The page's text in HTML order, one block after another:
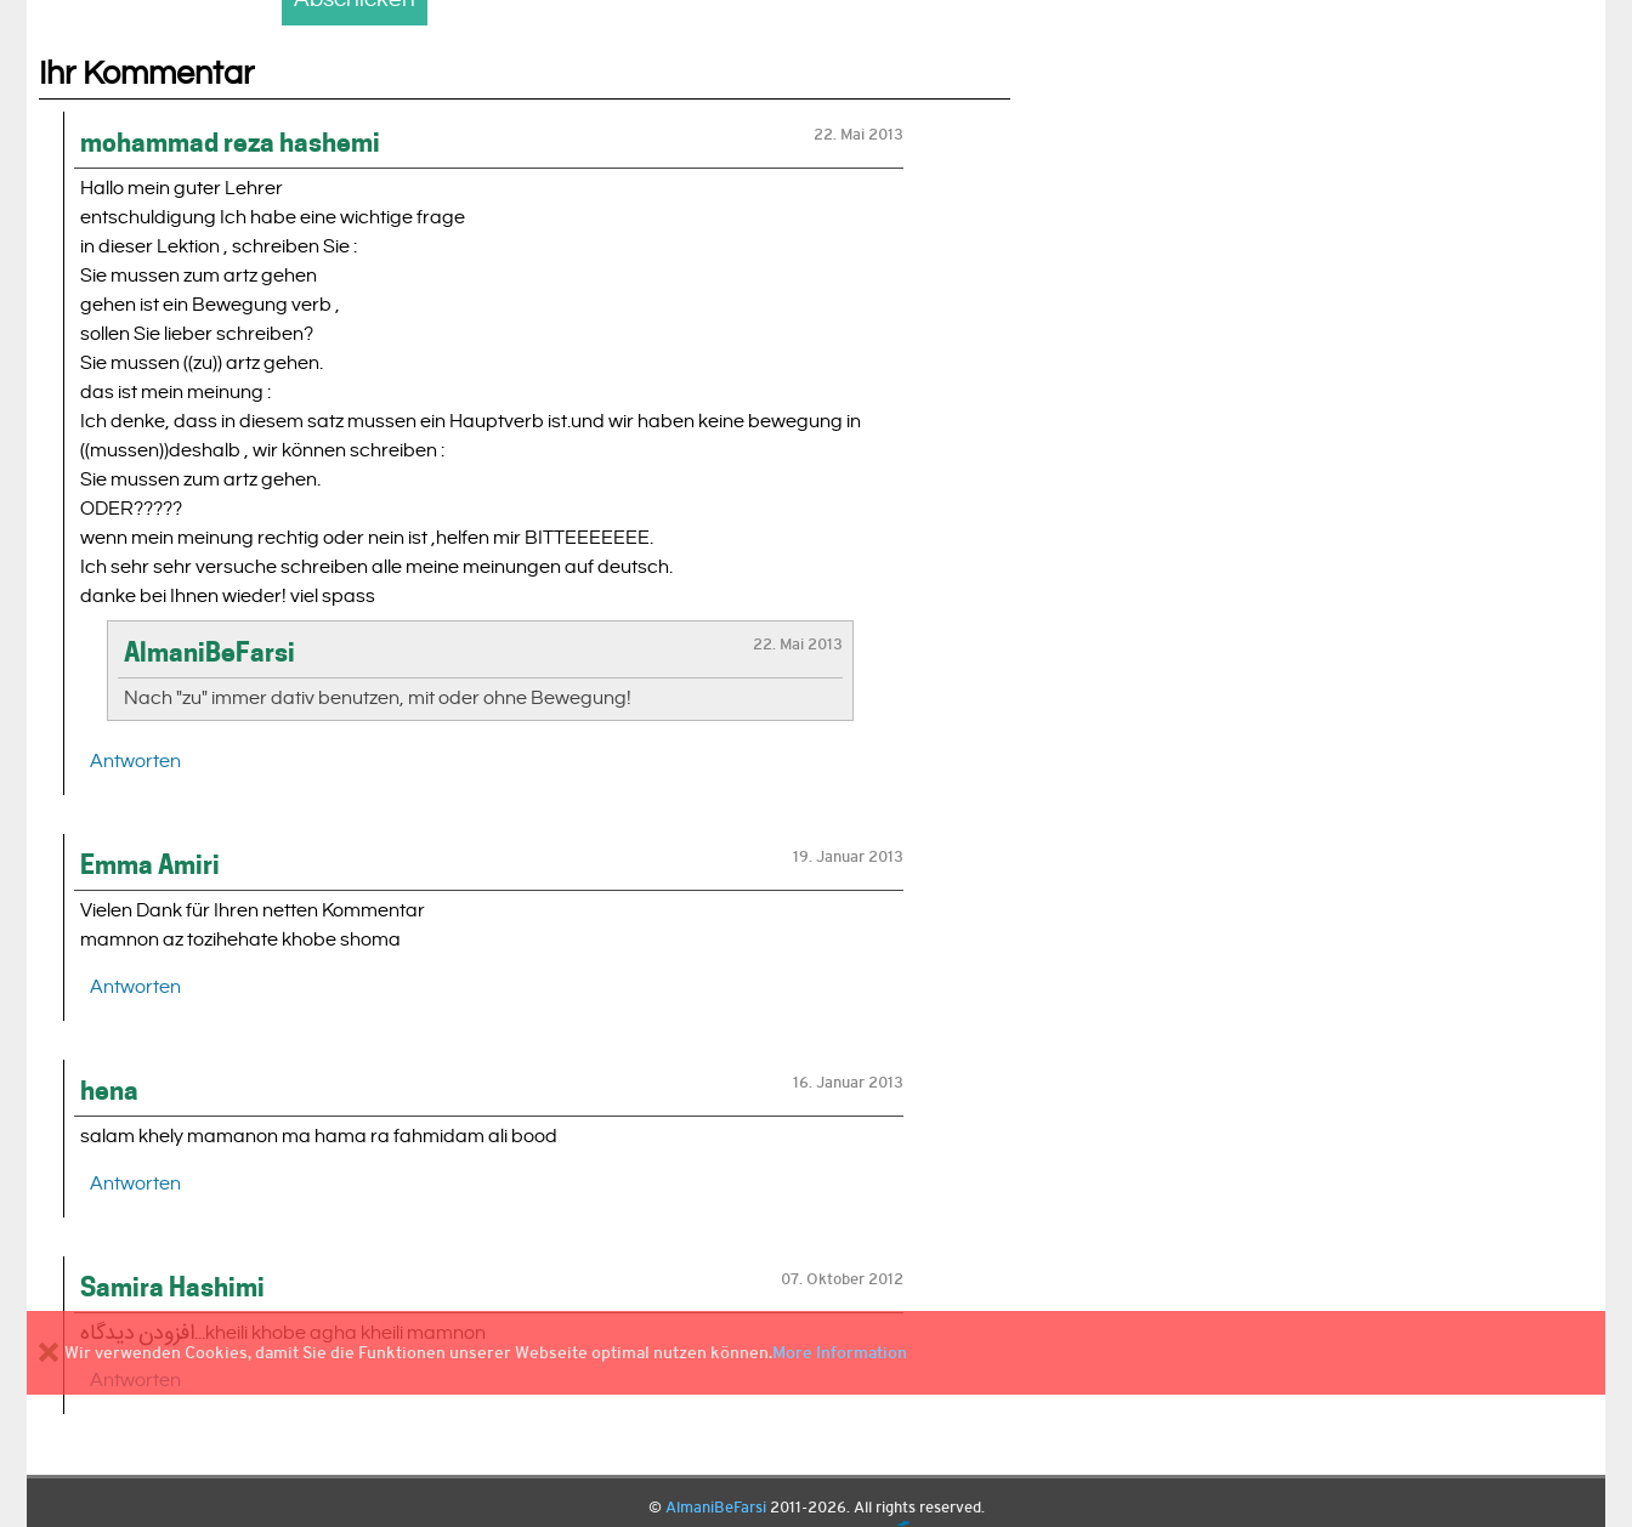
Wir verwenden Cookies, damit Sie die Funktionen unserer Webseite optimal nutzen können.More Information
Ihr Kommentar
mohammad reza hashemi 22. Mai 2013
Hallo mein guter Lehrer
entschuldigung Ich habe eine wichtige frage
in dieser Lektion , schreiben Sie :
Sie mussen zum artz gehen
gehen ist ein Bewegung verb ,
sollen Sie lieber schreiben?
Sie mussen ((zu)) artz gehen.
das ist mein meinung :
Ich denke, dass in diesem satz mussen ein Hauptverb ist.und wir haben keine bewegung in
((mussen))deshalb , wir können schreiben :
Sie mussen zum artz gehen.
ODER?????
wenn mein meinung rechtig oder nein ist ,helfen mir BITTEEEEEEE.
Ich sehr sehr versuche schreiben alle meine meinungen auf deutsch.
danke bei Ihnen wieder! viel spass
AlmaniBeFarsi 22. Mai 2013
Nach "zu" immer dativ benutzen, mit oder ohne Bewegung!
Antworten
Emma Amiri 19. Januar 2013
Vielen Dank für Ihren netten Kommentar
mamnon az tozihehate khobe shoma
Antworten
hena 16. Januar 2013
salam khely mamanon ma hama ra fahmidam ali bood
Antworten
Samira Hashimi 07. Oktober 2012
افزودن دیدگاه...kheili khobe agha kheili mamnon
Antworten
©AlmaniBeFarsi2011-2026. All rights reserved.